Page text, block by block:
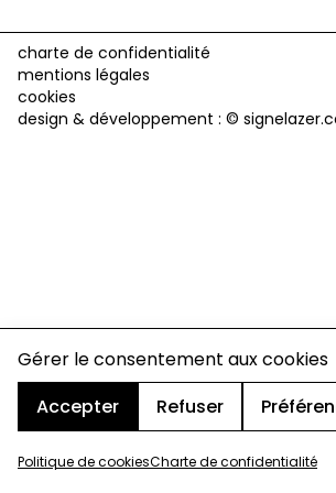
Gérer le consentement aux cookies
Accepter
Refuser
Politique de cookiesCharte de confidentialité
charte de confidentialité
mentions légales
cookies
design & développement : ©